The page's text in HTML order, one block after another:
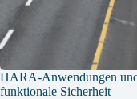
HARA-Anwendungen
funktionale Sicherheit